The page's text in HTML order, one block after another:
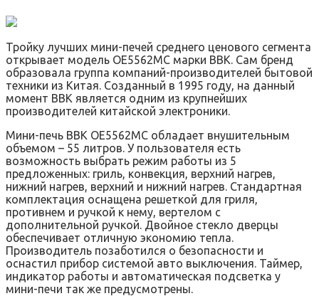
Тройку лучших мини-печей среднего ценового сегмента
открывает модель ОЕ5562МС марки ВВК. Сам бренд
образовала группа компаний-производителей бытовой
техники из Китая. Созданный в 1995 году, на данный
момент ВВК является одним из крупнейших
производителей китайской электроники.
Мини-печь ВВК ОЕ5562МС обладает внушительным
объемом – 55 литров. У пользователя есть
возможность выбрать режим работы из 5
предложенных: гриль, конвекция, верхний нагрев,
нижний нагрев, верхний и нижний нагрев. Стандартная
комплектация оснащена решеткой для гриля,
противнем и ручкой к нему, вертелом с
дополнительной ручкой. Двойное стекло дверцы
обеспечивает отличную экономию тепла.
Производитель позаботился о безопасности и
оснастил прибор системой авто выключения. Таймер,
индикатор работы и автоматическая подсветка у
мини-печи так же предусмотрены.